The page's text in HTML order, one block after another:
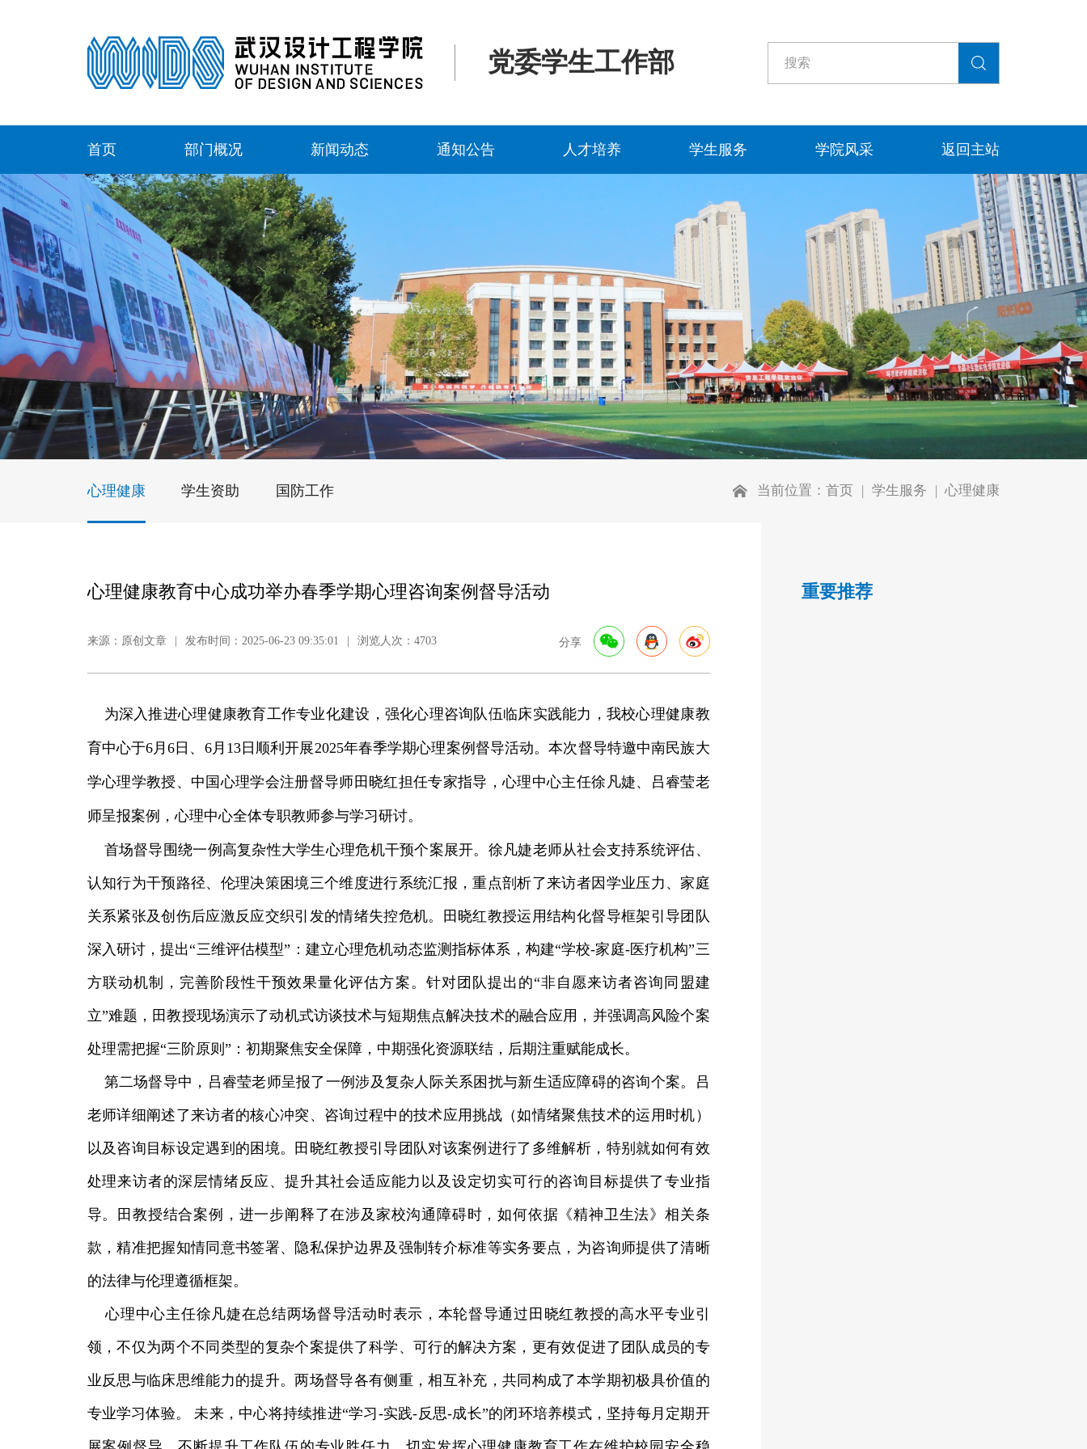
党委学生工作部
首页 部门概况 新闻动态 通知公告 人才培养 学生服务 学院风采 返回主站
心理健康 学生资助 国防工作 当前位置： 首页 学生服务 心理健康
心理健康教育中心成功举办春季学期心理咨询案例督导活动
来源：原创文章 | 发布时间：2025-06-23 09:35:01 | 浏览人次：4703 分享
为深入推进心理健康教育工作专业化建设，强化心理咨询队伍临床实践能力，我校心理健康教
育中心于6月6日、6月13日顺利开展2025年春季学期心理案例督导活动。本次督导特邀中南民族大
学心理学教授、中国心理学会注册督导师田晓红担任专家指导，心理中心主任徐凡婕、吕睿莹老
师呈报案例，心理中心全体专职教师参与学习研讨。
首场督导围绕一例高复杂性大学生心理危机干预个案展开。徐凡婕老师从社会支持系统评估、
认知行为干预路径、伦理决策困境三个维度进行系统汇报，重点剖析了来访者因学业压力、家庭
关系紧张及创伤后应激反应交织引发的情绪失控危机。田晓红教授运用结构化督导框架引导团队
深入研讨，提出“三维评估模型”：建立心理危机动态监测指标体系，构建“学校-家庭-医疗机构”三
方联动机制，完善阶段性干预效果量化评估方案。针对团队提出的“非自愿来访者咨询同盟建
立”难题，田教授现场演示了动机式访谈技术与短期焦点解决技术的融合应用，并强调高风险个案
处理需把握“三阶原则”：初期聚焦安全保障，中期强化资源联结，后期注重赋能成长。
第二场督导中，吕睿莹老师呈报了一例涉及复杂人际关系困扰与新生适应障碍的咨询个案。吕
老师详细阐述了来访者的核心冲突、咨询过程中的技术应用挑战（如情绪聚焦技术的运用时机）
以及咨询目标设定遇到的困境。田晓红教授引导团队对该案例进行了多维解析，特别就如何有效
处理来访者的深层情绪反应、提升其社会适应能力以及设定切实可行的咨询目标提供了专业指
导。田教授结合案例，进一步阐释了在涉及家校沟通障碍时，如何依据《精神卫生法》相关条
款，精准把握知情同意书签署、隐私保护边界及强制转介标准等实务要点，为咨询师提供了清晰
的法律与伦理遵循框架。
心理中心主任徐凡婕在总结两场督导活动时表示，本轮督导通过田晓红教授的高水平专业引
领，不仅为两个不同类型的复杂个案提供了科学、可行的解决方案，更有效促进了团队成员的专
业反思与临床思维能力的提升。两场督导各有侧重，相互补充，共同构成了本学期初极具价值的
专业学习体验。 未来，中心将持续推进“学习-实践-反思-成长”的闭环培养模式，坚持每月定期开
重要推荐